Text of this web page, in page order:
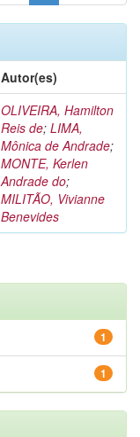
Autor(es)
OLIVEIRA, Hamilton
Reis de; LIMA,
Mônica de Andrade;
MONTE, Kerlen
Andrade do;
MILITÃO, Vivianne
Benevides
1
1